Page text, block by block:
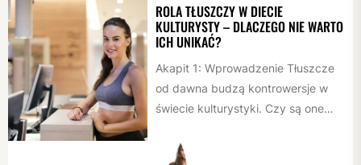
ROLA TŁUSZCZY W DIECIE
KULTURYSTY – DLACZEGO NIE WARTO
ICH UNIKAĆ?
Akapit 1: Wprowadzenie Tłuszcze
od dawna budzą kontrowersje w
świecie kulturystyki. Czy są one
osiągnięcia wymarzonej sylwetki?...